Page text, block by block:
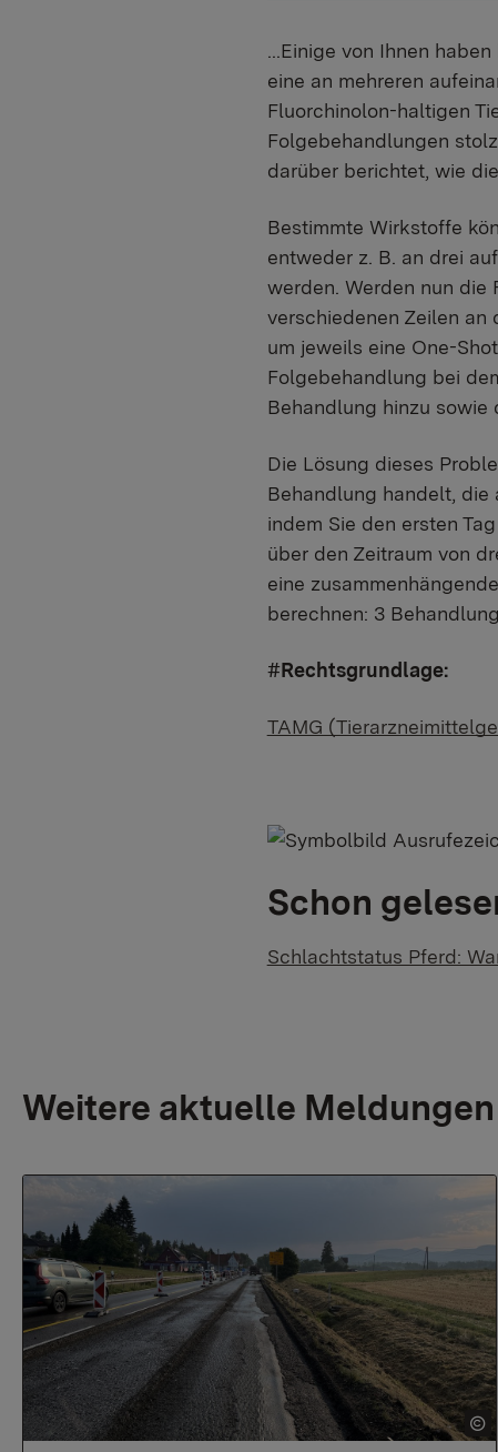
...Einige von Ihnen
eine an mehreren
Fluorchinolon-haltigen
Folgebehandlungen
darüber berichtet, wie
Bestimmte Wirkstoffe
entweder z. B. an drei
werden. Werden nun
verschiedenen Zeilen an
um jeweils eine One-
Folgebehandlung bei
Behandlung hinzu sowie
Die Lösung dieses
Behandlung handelt, die
indem Sie den ersten
über den Zeitraum von
eine
berechnen: 3
#Rechtsgrundlage:
TAMG
Schon
Schlachtstatus Pferd:
Weitere aktuelle Meldungen